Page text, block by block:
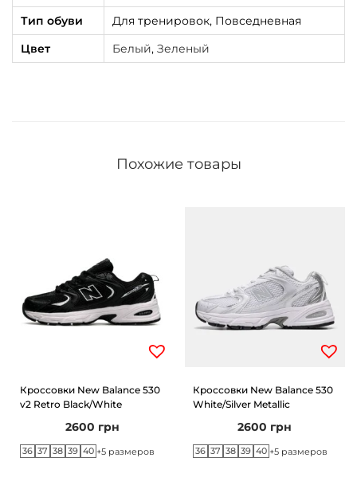
Тип обуви
Для тренировок, Повседневная
Цвет
Белый, Зеленый
Похожие товары
Кроссовки New Balance 530
v2 Retro Black/White
2600 грн
36 37 38 39 40 +5 размеров
Кроссовки New Balance 530
White/Silver Metallic
2600 грн
36 37 38 39 40 +5 размеров